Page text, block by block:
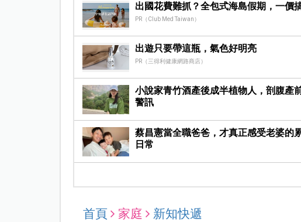
出國花費難抓？全包式海島假期，一價
PR（Club Med Taiwan）
出遊只要帶這瓶，氣色好明亮
PR（三得利健康網路商店）
小說家青竹酒產後成半植物人，剖腹產
警訊
蔡昌憲當全職爸爸，才真正感受老婆的
日常
首頁 家庭 新知快遞